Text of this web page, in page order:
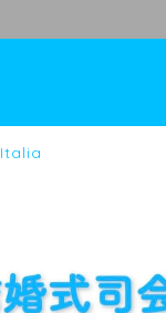
Italia